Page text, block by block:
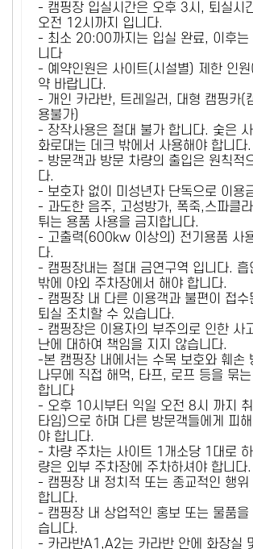
- 캠핑장 입실시간은 오후 3시, 퇴실시
오전 12시까지 입니다.
- 최소 20:00까지는 입실 완료, 이후는
니다
- 예약인원은 사이트(시설별) 제한 인원
약 바랍니다.
- 개인 카라반, 트레일러, 대형 캠핑카(
용불가)
- 장작사용은 절대 불가 합니다. 숯은
화로대는 데크 밖에서 사용해야 합니다.
- 방문객과 방문 차량의 출입은 원칙적
다.
- 보호자 없이 미성년자 단독으로 이용
- 과도한 음주, 고성방가, 폭죽,스파클라
튀는 용품 사용을 금지합니다.
- 고출력(600kw 이상의) 전기용품 사
다.
- 캠핑장내는 절대 금연구역 입니다. 흡
밖에 야외 주차장에서 해야 합니다.
- 캠핑장 내 다른 이용객과 불편이 접수
퇴실 조치할 수 있습니다.
- 캠핑장은 이용자의 부주의로 인한 사
난에 대하여 책임을 지지 않습니다.
-본 캠핑장 내에서는 수목 보호와 훼손
나무에 직접 해먹, 타프, 로프 등을 묶는
합니다
- 오후 10시부터 익일 오전 8시 까지
타임)으로 하며 다른 방문객들에게 피
야 합니다.
- 차량 주차는 사이트 1개소당 1대로
량은 외부 주차장에 주차하셔야 합니다.
- 캠핑장 내 정치적 또는 종교적인 행위
합니다.
- 캠핑장 내 상업적인 홍보 또는 물품을
습니다.
- 카라반A1,A2는 카라반 안에 화장실